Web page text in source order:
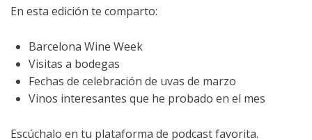
En esta edición te comparto:
Barcelona Wine Week
Visitas a bodegas
Fechas de celebración de uvas de marzo
Vinos interesantes que he probado en el mes
Escúchalo en tu plataforma de podcast favorita.